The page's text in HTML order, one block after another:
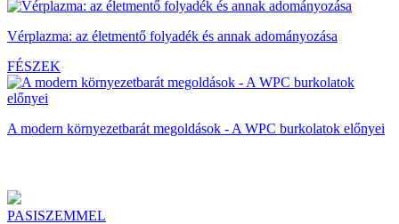
Vérplazma: az életmentő folyadék és annak adományozása
FÉSZEK
A modern környezetbarát megoldások - A WPC burkolatok előnyei
PASISZEMMEL